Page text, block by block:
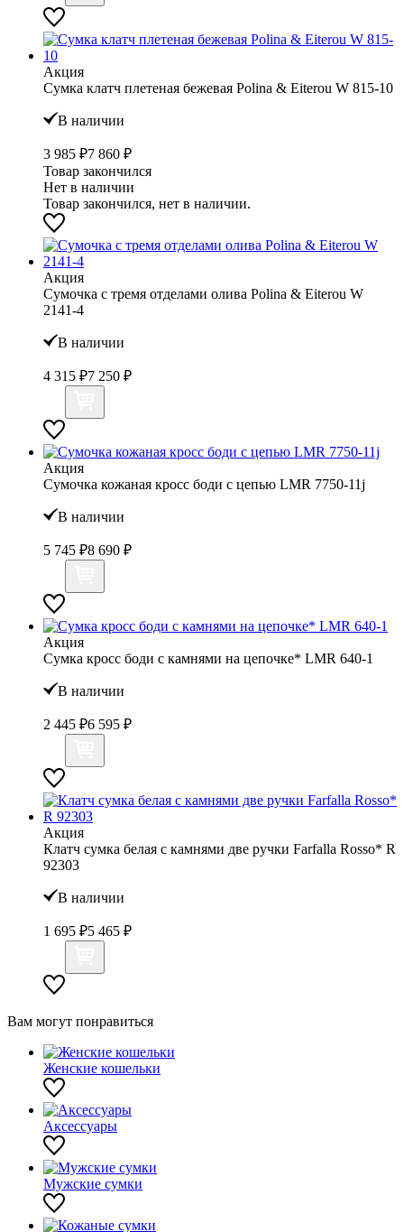
Акция
Сумка клатч плетеная бежевая Polina & Eiterou W 815-10
В наличии
3 985 ₽7 860 ₽
Товар закончился
Нет в наличии
Товар закончился, нет в наличии.
Акция
Сумочка с тремя отделами олива Polina & Eiterou W
2141-4
В наличии
4 315 ₽7 250 ₽
Акция
Сумочка кожаная кросс боди с цепью LMR 7750-11j
В наличии
5 745 ₽8 690 ₽
Акция
Сумка кросс боди с камнями на цепочке* LMR 640-1
В наличии
2 445 ₽6 595 ₽
Акция
Клатч сумка белая с камнями две ручки Farfalla Rosso* R
92303
В наличии
1 695 ₽5 465 ₽
Вам могут понравиться
Женские кошельки
Аксессуары
Мужские сумки